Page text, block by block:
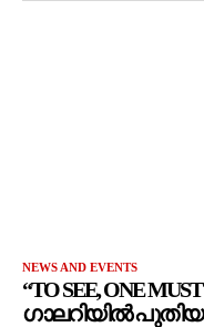
NEWS AND EVENTS
“TO SEE, ONE
ഗാലറിയിൽ